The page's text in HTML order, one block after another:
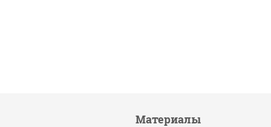
Материалы